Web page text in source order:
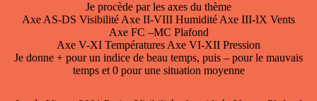
Je procède par les axes du thème
Axe AS-DS Visibilité Axe II-VIII Humidité Axe III-IX Vents
Axe FC –MC Plafond
Axe V-XI Températures Axe VI-XII Pression
Je donne + pour un indice de beau temps, puis – pour le mauvais
temps et 0 pour une situation moyenne